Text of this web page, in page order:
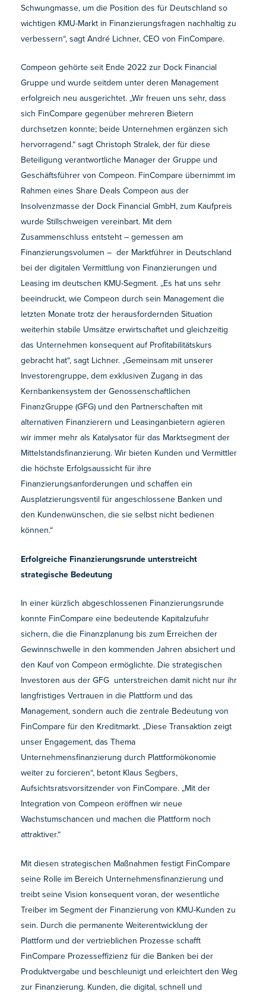
Schwungmasse, um die Position des für Deutschland so
wichtigen KMU-Markt in Finanzierungsfragen nachhaltig zu
verbessern“, sagt André Lichner, CEO von FinCompare.
Compeon gehörte seit Ende 2022 zur Dock Financial
Gruppe und wurde seitdem unter deren Management
erfolgreich neu ausgerichtet. „Wir freuen uns sehr, dass
sich FinCompare gegenüber mehreren Bietern
durchsetzen konnte; beide Unternehmen ergänzen sich
hervorragend.“ sagt Christoph Stralek, der für diese
Beteiligung verantwortliche Manager der Gruppe und
Geschäftsführer von Compeon. FinCompare übernimmt im
Rahmen eines Share Deals Compeon aus der
Insolvenzmasse der Dock Financial GmbH, zum Kaufpreis
wurde Stillschweigen vereinbart. Mit dem
Zusammenschluss entsteht – gemessen am
Finanzierungsvolumen – der Marktführer in Deutschland
bei der digitalen Vermittlung von Finanzierungen und
Leasing im deutschen KMU-Segment. „Es hat uns sehr
beeindruckt, wie Compeon durch sein Management die
letzten Monate trotz der herausfordernden Situation
weiterhin stabile Umsätze erwirtschaftet und gleichzeitig
das Unternehmen konsequent auf Profitabilitätskurs
gebracht hat“, sagt Lichner. „Gemeinsam mit unserer
Investorengruppe, dem exklusiven Zugang in das
Kernbankensystem der Genossenschaftlichen
FinanzGruppe (GFG) und den Partnerschaften mit
alternativen Finanzierern und Leasinganbietern agieren
wir immer mehr als Katalysator für das Marktsegment der
Mittelstandsfinanzierung. Wir bieten Kunden und Vermittler
die höchste Erfolgsaussicht für ihre
Finanzierungsanforderungen und schaffen ein
Ausplatzierungsventil für angeschlossene Banken und
den Kundenwünschen, die sie selbst nicht bedienen
können.“
Erfolgreiche Finanzierungsrunde unterstreicht
strategische Bedeutung
In einer kürzlich abgeschlossenen Finanzierungsrunde
konnte FinCompare eine bedeutende Kapitalzufuhr
sichern, die die Finanzplanung bis zum Erreichen der
Gewinnschwelle in den kommenden Jahren absichert und
den Kauf von Compeon ermöglichte. Die strategischen
Investoren aus der GFG unterstreichen damit nicht nur ihr
langfristiges Vertrauen in die Plattform und das
Management, sondern auch die zentrale Bedeutung von
FinCompare für den Kreditmarkt. „Diese Transaktion zeigt
unser Engagement, das Thema
Unternehmensfinanzierung durch Plattformökonomie
weiter zu forcieren“, betont Klaus Segbers,
Aufsichtsratsvorsitzender von FinCompare. „Mit der
Integration von Compeon eröffnen wir neue
Wachstumschancen und machen die Plattform noch
attraktiver.“
Mit diesen strategischen Maßnahmen festigt FinCompare
seine Rolle im Bereich Unternehmensfinanzierung und
treibt seine Vision konsequent voran, der wesentliche
Treiber im Segment der Finanzierung von KMU-Kunden zu
sein. Durch die permanente Weiterentwicklung der
Plattform und der vertrieblichen Prozesse schafft
FinCompare Prozesseffizienz für die Banken bei der
Produktvergabe und beschleunigt und erleichtert den Weg
zur Finanzierung. Kunden, die digital, schnell und